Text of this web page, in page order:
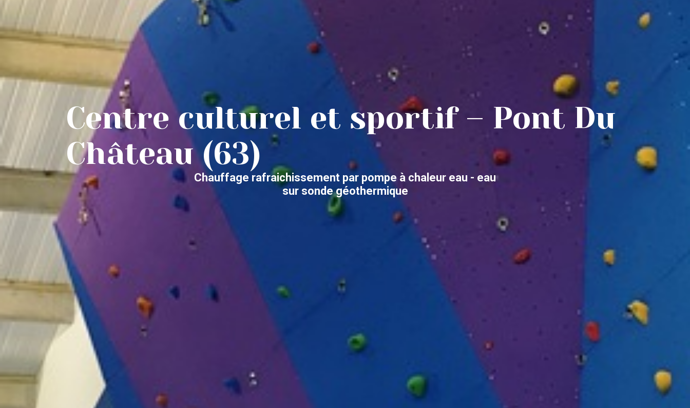
Centre culturel et sportif – Pont Du
Château (63)
Chauffage rafraichissement par pompe à chaleur eau - eau
sur sonde géothermique